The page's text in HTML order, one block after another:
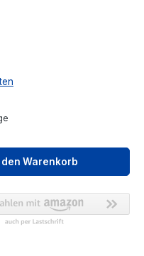
den Warenkorb